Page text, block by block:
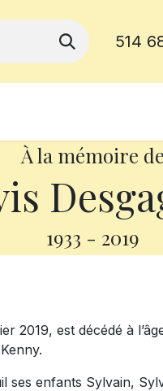
514
À la mémoire de
1933 - 2019
2019, est décédé à
ses enfants Sylvain,